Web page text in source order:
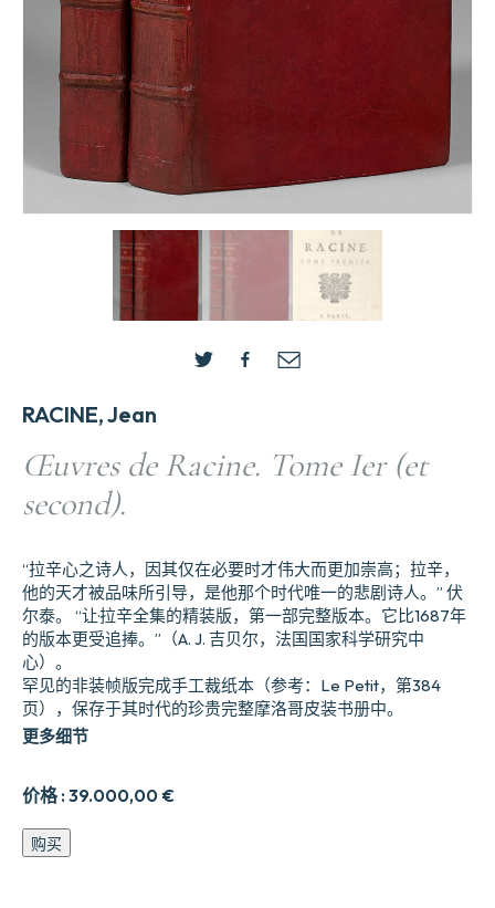
RACINE, Jean
Œuvres de Racine. Tome Ier (et
second).
价格 :39.000,00 €
“拉辛心之诗人，因其仅在必要时才伟大而更加崇高；拉辛，
他的天才被品味所引导，是他那个时代唯一的悲剧诗人。” 伏
尔泰。 “让·拉辛全集的精装版，第一部完整版本。它比1687年
的版本更受追捧。”（A. J. 吉贝尔，法国国家科学研究中
心）。
罕见的非装帧版完成手工裁纸本（参考：Le Petit，第384
页），保存于其时代的珍贵完整摩洛哥皮装书册中。
更多细节
Œuvres
de
购买